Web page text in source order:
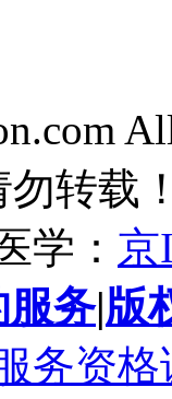
转载
学： 京
服务|版
务资